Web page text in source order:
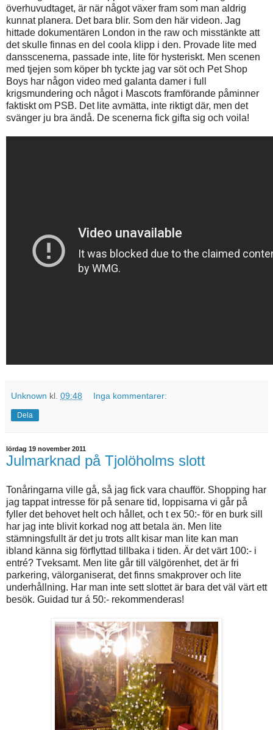
överhuvudtaget, är när något växer fram som man aldrig
kunnat planera. Det bara blir. Som den här videon. Jag
hittade dokumentären London in the raw och misstänkte att
det skulle finnas en del coola klipp i den. Provade lite med
dansscenerna, passade inte, lite för hysteriskt. Men scenen
med tjejen som köper bh tyckte jag var söt och Pet Shop
Boys har någon video med galanta damer i full
krigsmundering och något i Mascots framförande påminner
faktiskt om PSB. Det lite avmätta, inte riktigt där, men det
svänger ju bra ändå. De scenerna fick gifta sig och voila!
Unknown kl. 09:48 Inga kommentarer:
Dela
lördag 19 november 2011
Julmarknad på Tjolöholms slott
Tonåringarna ville gå, så jag fick vara chaufför. Shopping har
jag tappat intresse för på senare tid, loppisarna vi går på
fyller det behovet helt och hållet, och t ex 50:- för en burk sill
har jag inte blivit korkad nog att betala än. Men lite
stämningsfullt är det ju trots allt kisar man lite kan man
ibland känna sig förflyttad tillbaka i tiden. Är det värt 100:- i
entré? Tveksamt. Men lite går till välgörenhet, det är fri
parkering, välorganiserat, det finns smakprover och lite
underhållning. Har man inte sett slottet är bara det väl värt ett
besök. Guidad tur á 50:- rekommenderas!